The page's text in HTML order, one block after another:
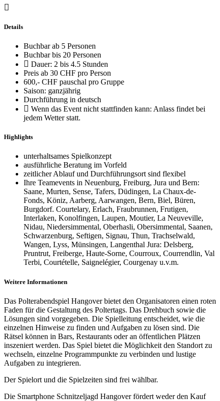
Details
Buchbar ab 5 Personen
Buchbar bis 20 Personen
Dauer: 2 bis 4.5 Stunden
Preis ab 30 CHF pro Person
600,- CHF pauschal pro Gruppe
Saison: ganzjährig
Durchführung in deutsch
Wenn das Event nicht stattfinden kann: Anlass findet bei
jedem Wetter statt.
Highlights
unterhaltsames Spielkonzept
ausführliche Beratung im Vorfeld
zeitlicher Ablauf und Durchführungsort sind flexibel
Ihre Teamevents in Neuenburg, Freiburg, Jura und Bern:
Saane, Murten, Sense, Tafers, Düdingen, La Chaux-de-
Fonds, Köniz, Aarberg, Aarwangen, Bern, Biel, Büren,
Burgdorf. Courtelary, Erlach, Fraubrunnen, Frutigen,
Interlaken, Konolfingen, Laupen, Moutier, La Neuveville,
Nidau, Niedersimmental, Oberhasli, Obersimmental, Saanen,
Schwarzenburg, Seftigen, Signau, Thun, Trachselwald,
Wangen, Lyss, Münsingen, Langenthal Jura: Delsberg,
Pruntrut, Freiberge, Haute-Sorne, Courroux, Courrendlin, Val
Terbi, Courtételle, Saignelégier, Courgenay u.v.m.
Weitere Informationen
Das Polterabendspiel Hangover bietet den Organisatoren einen roten
Faden für die Gestaltung des Poltertags. Das Drehbuch sowie die
Lösungen sind vorgegeben. Die Spielleitung entscheidet, wie die
einzelnen Hinweise zu finden und Aufgaben zu lösen sind. Die
Rätsel können in Bars, Restaurants oder an öffentlichen Plätzen
inszeniert werden. Das Spiel bietet die Möglichkeit den Standort zu
wechseln, einzelne Programmpunkte zu verbinden und lustige
Aufgaben zu integrieren.
Der Spielort und die Spielzeiten sind frei wählbar.
Die Smartphone Schnitzeljagd Hangover fördert weder den Kauf